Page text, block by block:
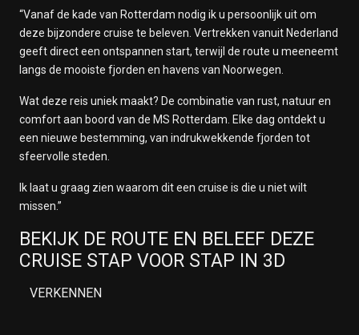
“Vanaf de kade van Rotterdam nodig ik u persoonlijk uit om
deze bijzondere cruise te beleven. Vertrekken vanuit Nederland
geeft direct een ontspannen start, terwijl de route u meeneemt
langs de mooiste fjorden en havens van Noorwegen
Wat deze reis uniek maakt? De combinatie van rust, natuur en
comfort aan boord van de MS Rotterdam . Elke dag ontdekt u
een nieuwe bestemming, van indrukwekkende fjorden tot
sfeervolle steden.
Ik laat u graag zien waarom dit een cruise is die u niet wilt
missen.”
BEKIJK DE ROUTE EN BELEEF DEZE
CRUISE STAP VOOR STAP IN 3D
VERKENNEN